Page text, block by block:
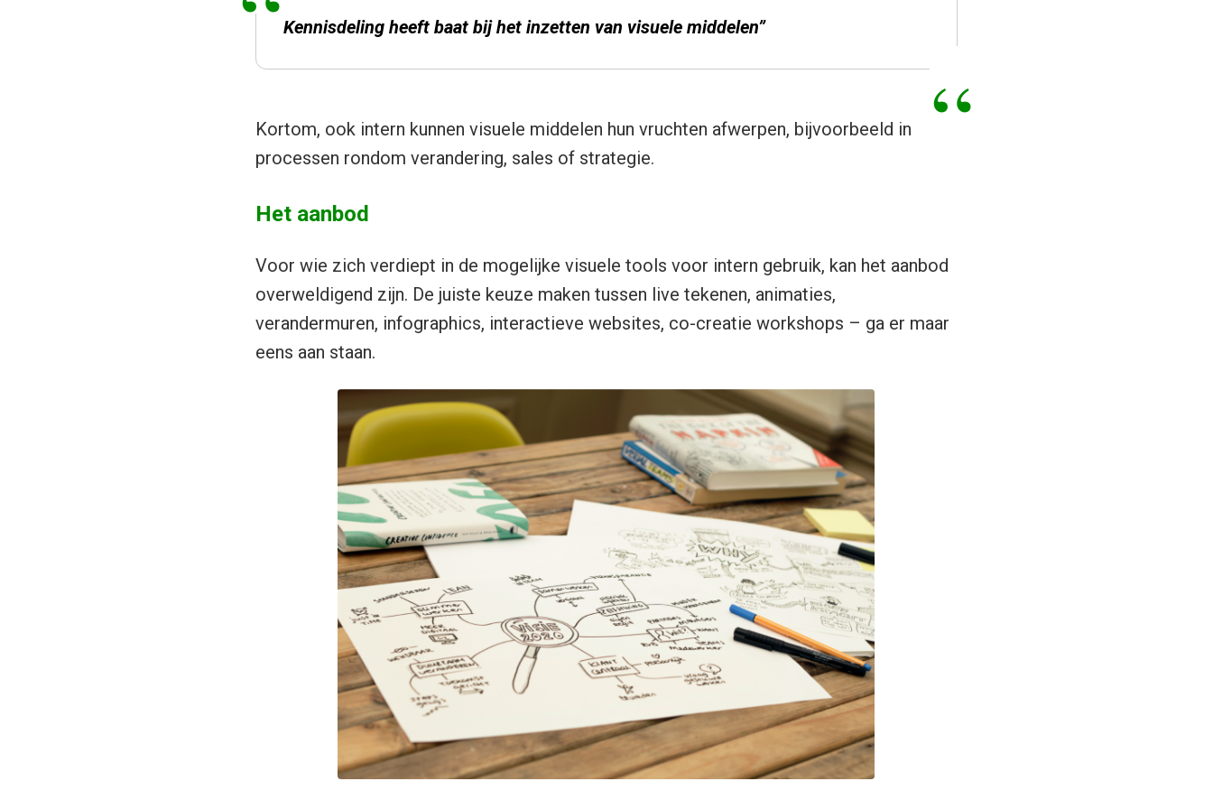
Kennisdeling heeft baat bij het inzetten van visuele middelen”
Kortom, ook intern kunnen visuele middelen hun vruchten afwerpen, bijvoorbeeld in
processen rondom verandering, sales of strategie.
Het aanbod
Voor wie zich verdiept in de mogelijke visuele tools voor intern gebruik, kan het aanbod
overweldigend zijn. De juiste keuze maken tussen live tekenen, animaties,
verandermuren, infographics, interactieve websites, co-creatie workshops – ga er maar
eens aan staan.